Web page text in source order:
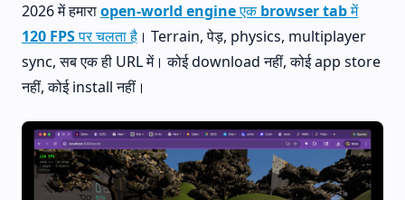
2026 में हमाराopen-world engine एक browser tab में
120 FPS पर चलता है । Terrain, पेड़, physics, multiplayer
sync, सब एक ही URL में। कोई download नहीं, कोई app store
नहीं, कोई install नहीं।